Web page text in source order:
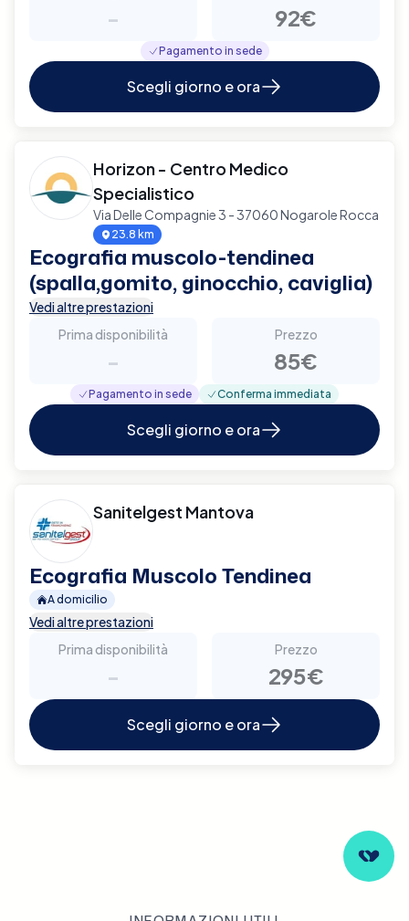
- 92€
Pagamento in sede
Scegli giorno e ora
Horizon - Centro Medico
Specialistico
Via Delle Compagnie 3 - 37060 Nogarole Rocca
23.8 km
Ecografia muscolo-tendinea
(spalla,gomito, ginocchio, caviglia)
Vedi altre prestazioni
Prima disponibilità
-
Prezzo
85€
Pagamento in sede Conferma immediata
Scegli giorno e ora
Sanitelgest Mantova
Ecografia Muscolo Tendinea
A domicilio
Vedi altre prestazioni
Prima disponibilità
-
Prezzo
295€
Scegli giorno e ora